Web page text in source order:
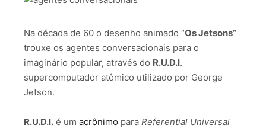
Na década de 60 o desenho animado “Os Jetsons”
trouxe os agentes conversacionais para o
imaginário popular, através do R.U.D.I.
supercomputador atômico utilizado por George
Jetson.
R.U.D.I. é um acrônimo para Referential Universal